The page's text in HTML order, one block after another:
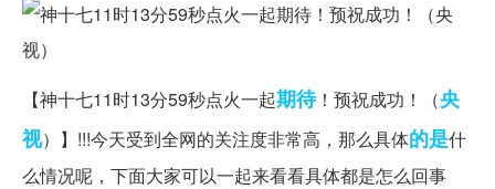
【神十七11时13分59秒点火一起期待！预祝成功！（央
视）】!!!今天受到全网的关注度非常高，那么具体的是什
么情况呢，下面大家可以一起来看看具体都是怎么回事